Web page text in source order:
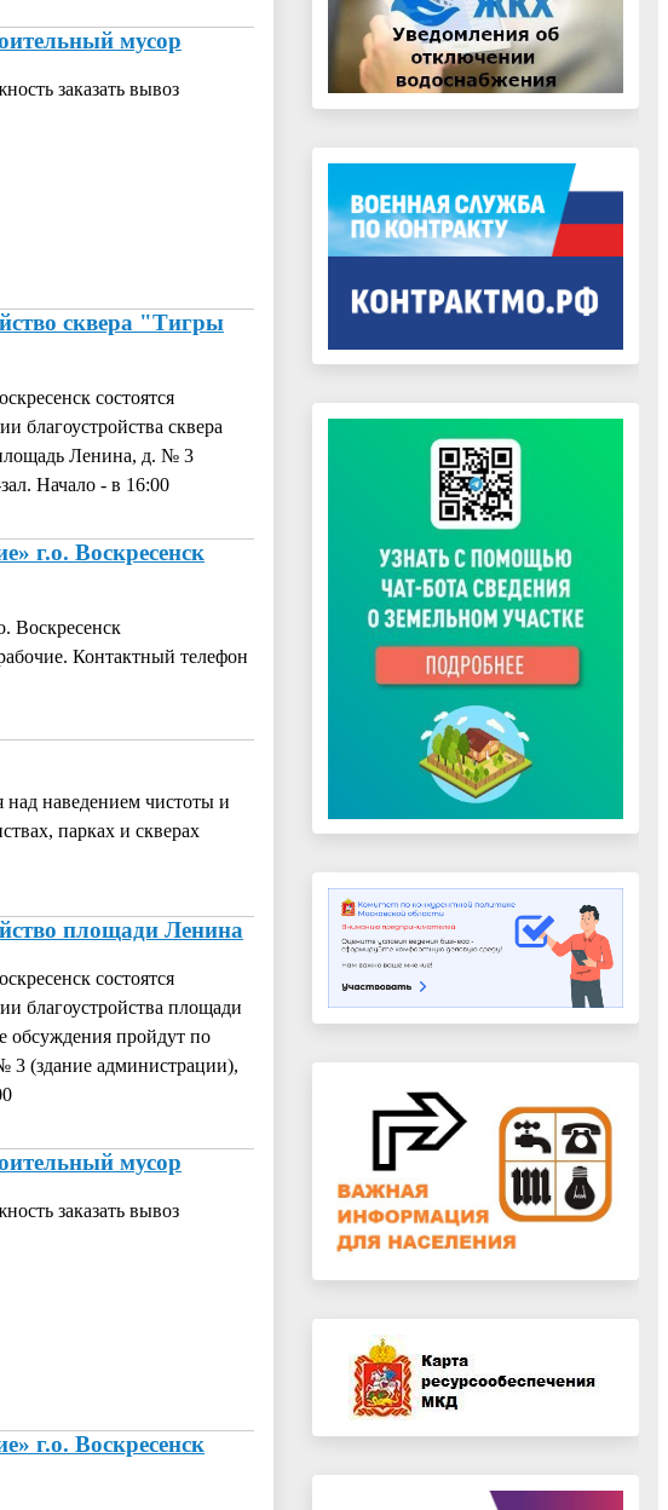
мусор
заказать вывоз
сквера "Тигры
состоятся
благоустройства сквера
Ленина, д. № 3
Начало - в 16:00
г.о. Воскресенск
Воскресенск
Контактный телефон
наведением чистоты и
парках и скверах
площади Ленина
состоятся
благоустройства площади
обсуждения пройдут по
3 (здание администрации),
мусор
заказать вывоз
г.о. Воскресенск